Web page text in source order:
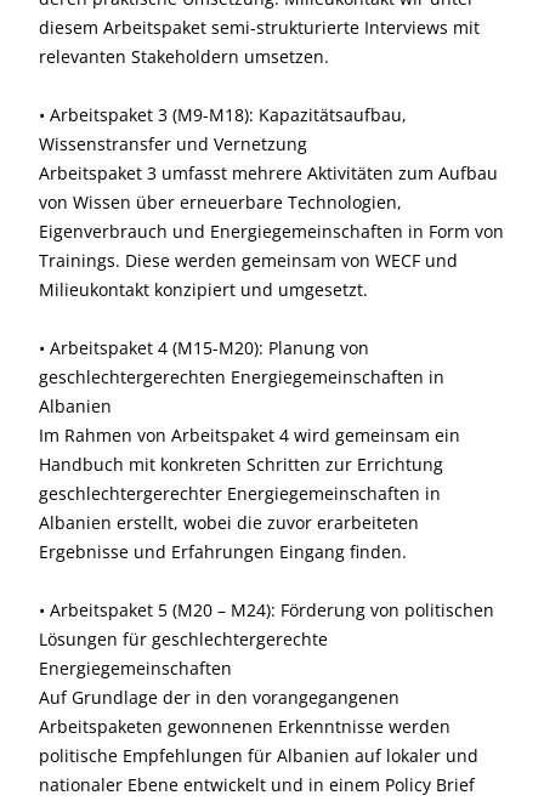
diesem Arbeitspaket semi-strukturierte Interviews mit
relevanten Stakeholdern umsetzen.
• Arbeitspaket 3 (M9-M18): Kapazitätsaufbau,
Wissenstransfer und Vernetzung
Arbeitspaket 3 umfasst mehrere Aktivitäten zum Aufbau
von Wissen über erneuerbare Technologien,
Eigenverbrauch und Energiegemeinschaften in Form von
Trainings. Diese werden gemeinsam von WECF und
Milieukontakt konzipiert und umgesetzt.
• Arbeitspaket 4 (M15-M20): Planung von
geschlechtergerechten Energiegemeinschaften in
Albanien
Im Rahmen von Arbeitspaket 4 wird gemeinsam ein
Handbuch mit konkreten Schritten zur Errichtung
geschlechtergerechter Energiegemeinschaften in
Albanien erstellt, wobei die zuvor erarbeiteten
Ergebnisse und Erfahrungen Eingang finden.
• Arbeitspaket 5 (M20 – M24): Förderung von politischen
Lösungen für geschlechtergerechte
Energiegemeinschaften
Auf Grundlage der in den vorangegangenen
Arbeitspaketen gewonnenen Erkenntnisse werden
politische Empfehlungen für Albanien auf lokaler und
nationaler Ebene entwickelt und in einem Policy Brief